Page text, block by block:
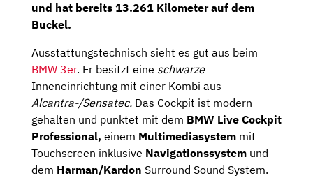
und hat bereits 13.261 Kilometerauf dem
Buckel.
Ausstattungstechnisch sieht es gut aus beim
BMW 3er. Er besitzt eine schwarze
Inneneinrichtung mit einer Kombi aus
Alcantra-/Sensatec. Das Cockpit ist modern
gehalten und punktet mit dem BMW Live Cockpit
Professional, einem Multimediasystem mit
Touchscreen inklusive Navigationssystem und
dem Harman/Kardon Surround Sound System.